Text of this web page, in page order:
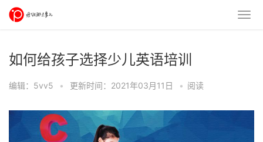
如何给孩子选择少儿英语培训
编辑：5vv5 • 更新时间：2021年03月11日 • 阅读